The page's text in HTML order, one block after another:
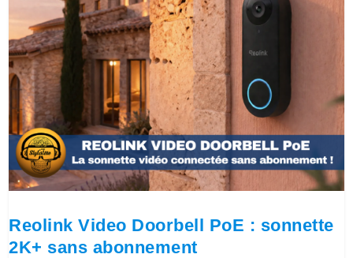
Reolink Video Doorbell PoE : sonnette
2K+ sans abonnement